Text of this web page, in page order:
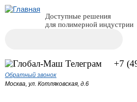
Доступные решения
для полимерной индустрии
+7
Обратный звонок
Москва, ул. Котляковская, д.6